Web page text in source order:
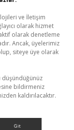
ve İletişim
olarak hizmet
olarak denetleme
Ancak, üyelerimiz
siteye üye olarak
düşündüğünüz
bildirmeniz
kaldırılacaktır.